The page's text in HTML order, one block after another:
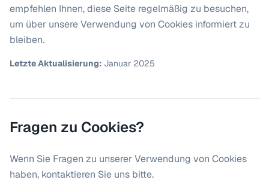
empfehlen Ihnen, diese Seite regelmäßig zu besuchen,
um über unsere Verwendung von Cookies informiert zu
bleiben.
Letzte Aktualisierung: Januar 2025
Fragen zu Cookies?
Wenn Sie Fragen zu unserer Verwendung von Cookies
haben, kontaktieren Sie uns bitte.